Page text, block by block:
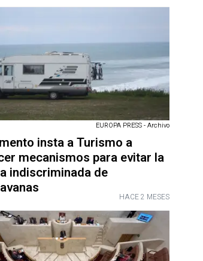
EUROPA PRESS - Archivo
insta a Turismo a
mecanismos para evitar la
indiscriminada de
HACE 2 MESES